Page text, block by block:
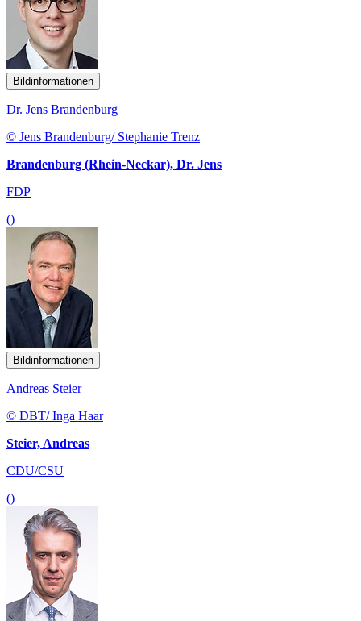
Bildinformationen
Dr. Jens Brandenburg
© Jens Brandenburg/ Stephanie Trenz
Brandenburg (Rhein-Neckar), Dr. Jens
FDP
()
Bildinformationen
Andreas Steier
© DBT/ Inga Haar
Steier, Andreas
CDU/CSU
()